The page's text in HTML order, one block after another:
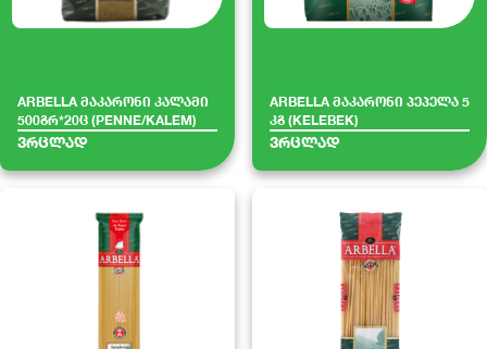
ARBELLA მაკარონი კალამი
500გრ*20ც (PENNE/KALEM)
ვრცლად
ARBELLA მაკარონი პეპელა 5
კგ (KELEBEK)
ვრცლად